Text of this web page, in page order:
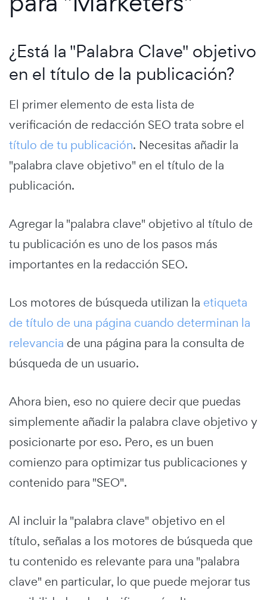
¿Está la "Palabra Clave" objetivo
en el título de la publicación?
El primer elemento de esta lista de
verificación de redacción SEO trata sobre el
título de tu publicación. Necesitas añadir la
"palabra clave objetivo" en el título de la
publicación.
Agregar la "palabra clave" objetivo al título de
tu publicación es uno de los pasos más
importantes en la redacción SEO.
Los motores de búsqueda utilizan la etiqueta
de título de una página cuando determinan la
relevancia de una página para la consulta de
búsqueda de un usuario.
Ahora bien, eso no quiere decir que puedas
simplemente añadir la palabra clave objetivo y
posicionarte por eso. Pero, es un buen
comienzo para optimizar tus publicaciones y
contenido para "SEO".
Al incluir la "palabra clave" objetivo en el
título, señalas a los motores de búsqueda que
tu contenido es relevante para una "palabra
clave" en particular, lo que puede mejorar tus